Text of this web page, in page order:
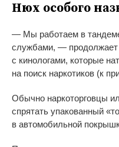
Нюх особого
— Мы работаем в
службами, —продолжает
с кинологами, которые
на поиск наркотиков (к
Обычно наркоторговцы
спрятать упакованный «
в автомобильной